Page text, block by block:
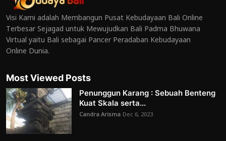
Visi Kami adalah Membangun Pusat Kebudayaan Bali Online
Terbesar Sejagad untuk Mewujudkan Bali Padma Bhuwana
Virtual yaitu Bali sebagai Pancer Peradaban Kebudayaan
Online Dunia.
Most Viewed Posts
Penunggun Karang : Sebuah Benteng
Kuat Skala serta...
Candra Arisma Dec 6, 2023